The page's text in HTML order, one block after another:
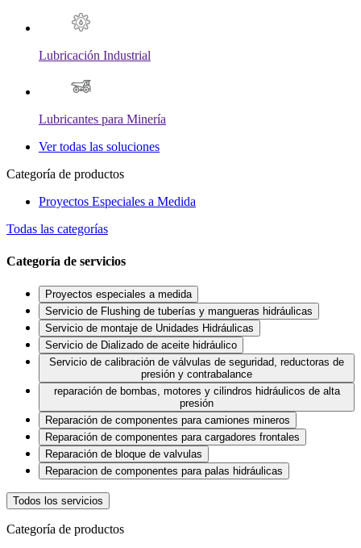
Lubricación Industrial
Lubricantes para Minería
Ver todas las soluciones
Categoría de productos
Proyectos Especiales a Medida
Todas las categorías
Categoría de servicios
Proyectos especiales a medida
Servicio de Flushing de tuberías y mangueras hidráulicas
Servicio de montaje de Unidades Hidráulicas
Servicio de Dializado de aceite hidráulico
Servicio de calibración de válvulas de seguridad, reductoras de
presión y contrabalance
reparación de bombas, motores y cilindros hidráulicos de alta
presión
Reparación de componentes para camiones mineros
Reparación de componentes para cargadores frontales
Reparación de bloque de valvulas
Reparacion de componentes para palas hidráulicas
Todos los servicios
Categoría de productos